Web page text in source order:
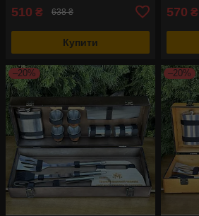
510 ₴ 638 ₴
Купити
570 ₴
–20% –20%